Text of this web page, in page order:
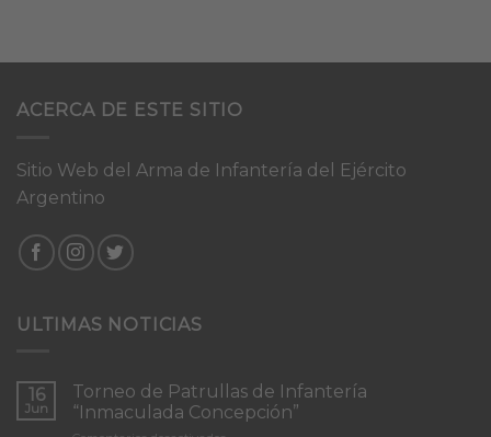
ACERCA DE ESTE SITIO
Sitio Web del Arma de Infantería del Ejército
Argentino
ULTIMAS NOTICIAS
16
Jun
Torneo de Patrullas de Infantería
“Inmaculada Concepción”